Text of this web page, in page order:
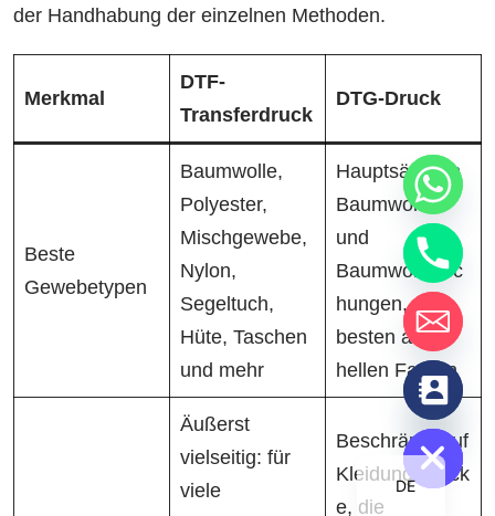
der Handhabung der einzelnen Methoden.
Merkmal
DTF-
Transferdruck
DTG-Druck
Beste
Gewebetypen
Baumwolle,
Polyester,
Mischgewebe,
Nylon,
Segeltuch,
Hüte, Taschen
und mehr
Hauptsächlich
Baumwolle
und
Baumwollmisc
hungen, am
besten auf
hellen Farben
Äußerst
vielseitig: für
viele
Beschränkt auf
Kleidungsstück
e, die
DE
Hide
chaty